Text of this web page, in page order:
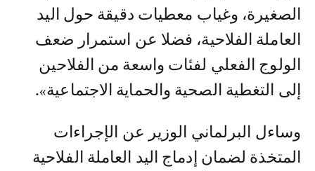
الصغيرة، وغياب معطيات دقيقة حول اليد
العاملة الفلاحية، فضلا عن استمرار ضعف
الولوج الفعلي لفئات واسعة من الفلاحين
إلى التغطية الصحية والحماية الاجتماعية».
وساءل البرلماني الوزير عن الإجراءات
المتخذة لضمان إدماج اليد العاملة الفلاحية